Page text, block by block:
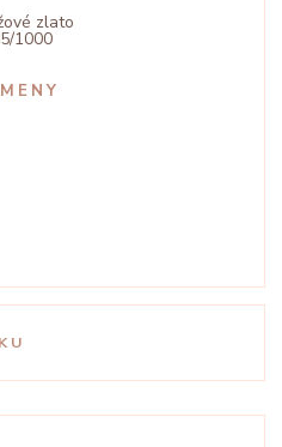
zlato
1000